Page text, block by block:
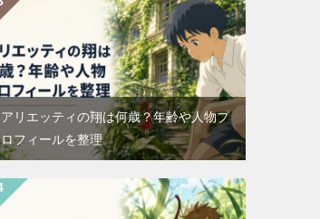
アリエッティの翔は何歳？年齢や人物プ
ロフィールを整理